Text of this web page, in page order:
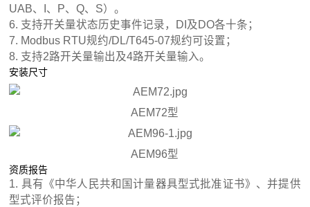
UAB、I、P、Q、S）。
6. 支持开关量状态历史事件记录，DI及DO各十条；
7. Modbus RTU规约/DL/T645-07规约可设置；
8. 支持2路开关量输出及4路开关量输入。
安装尺寸
AEM72型
AEM96型
资质报告
1. 具有《中华人民共和国计量器具型式批准证书》、并提供
型式评价报告；